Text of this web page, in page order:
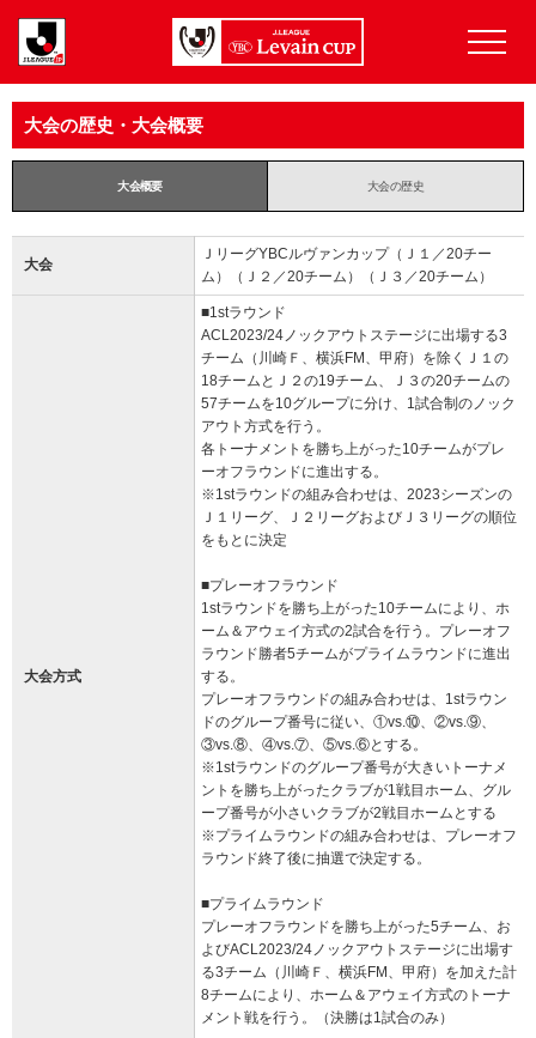
大会の歴史・大会概要
大会概要 大会の歴史
大会
ＪリーグYBCルヴァンカップ（Ｊ１／20チー
ム）（Ｊ２／20チーム）（Ｊ３／20チーム）
大会方式
■1stラウンド
ACL2023/24ノックアウトステージに出場する3
チーム（川崎Ｆ、横浜FM、甲府）を除くＪ１の
18チームとＪ２の19チーム、Ｊ３の20チームの
57チームを10グループに分け、1試合制のノック
アウト方式を行う。
各トーナメントを勝ち上がった10チームがプレ
ーオフラウンドに進出する。
※1stラウンドの組み合わせは、2023シーズンの
Ｊ１リーグ、Ｊ２リーグおよびＪ３リーグの順位
をもとに決定
■プレーオフラウンド
1stラウンドを勝ち上がった10チームにより、ホ
ーム＆アウェイ方式の2試合を行う。プレーオフ
ラウンド勝者5チームがプライムラウンドに進出
する。
プレーオフラウンドの組み合わせは、1stラウン
ドのグループ番号に従い、①vs.⑩、②vs.⑨、
③vs.⑧、④vs.⑦、⑤vs.⑥とする。
※1stラウンドのグループ番号が大きいトーナメ
ントを勝ち上がったクラブが1戦目ホーム、グル
ープ番号が小さいクラブが2戦目ホームとする
※プライムラウンドの組み合わせは、プレーオフ
ラウンド終了後に抽選で決定する。
■プライムラウンド
プレーオフラウンドを勝ち上がった5チーム、お
よびACL2023/24ノックアウトステージに出場す
る3チーム（川崎Ｆ、横浜FM、甲府）を加えた計
8チームにより、ホーム＆アウェイ方式のトーナ
メント戦を行う。（決勝は1試合のみ）